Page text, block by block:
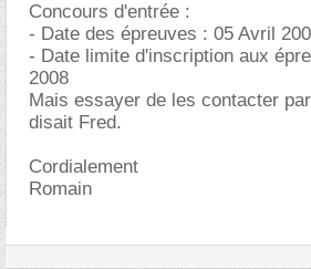
Concours d'entrée :
- Date des épreuves : 05 Avril
- Date limite d'inscription aux
2008
Mais essayer de les contacter
disait Fred.
Cordialement
Romain